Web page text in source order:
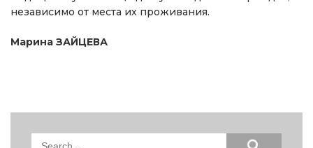
независимо от места их проживания.
Марина ЗАЙЦЕВА
Search